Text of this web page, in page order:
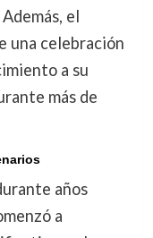
el
una celebración
a su
más de
años
a